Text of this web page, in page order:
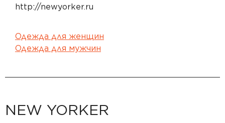
http://newyorker.ru
Одежда для женщин
Одежда для мужчин
NEW YORKER